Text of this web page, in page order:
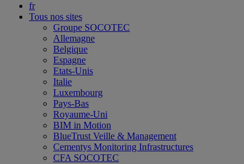
fr
Tous nos sites
Groupe SOCOTEC
Allemagne
Belgique
Espagne
Etats-Unis
Italie
Luxembourg
Pays-Bas
Royaume-Uni
BIM in Motion
BlueTrust Veille & Management
Cementys Monitoring Infrastructures
CFA SOCOTEC